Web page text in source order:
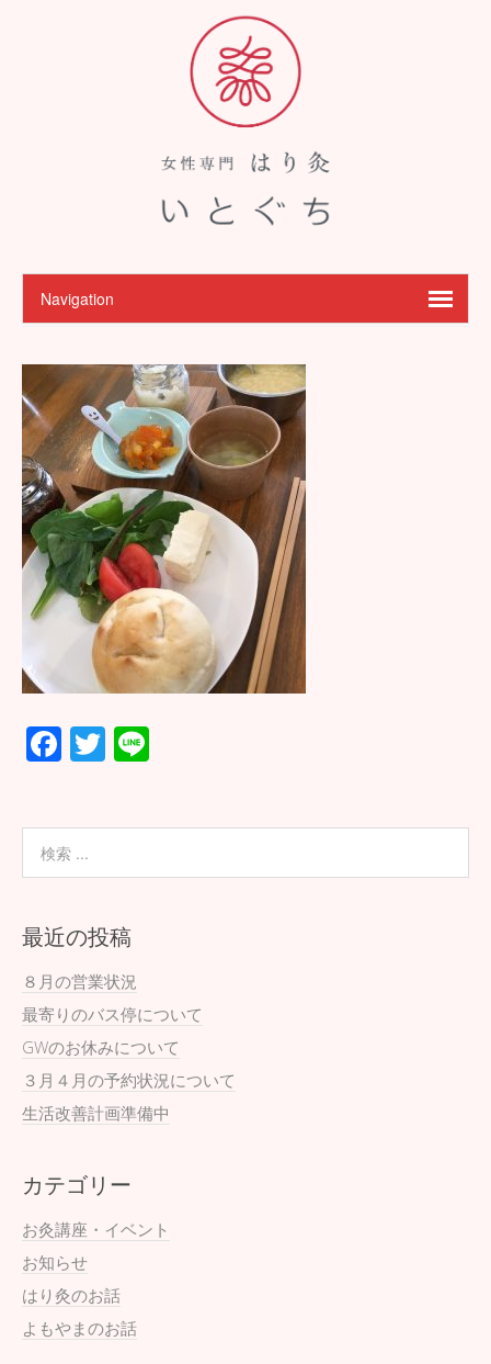
F
b
o
o
k
T
最近の投稿
８月の営業状況
最寄りのバス停について
GWのお休みについて
３月４月の予約状況について
生活改善計画準備中
カテゴリー
お灸講座・イベント
お知らせ
はり灸のお話
よもやまのお話